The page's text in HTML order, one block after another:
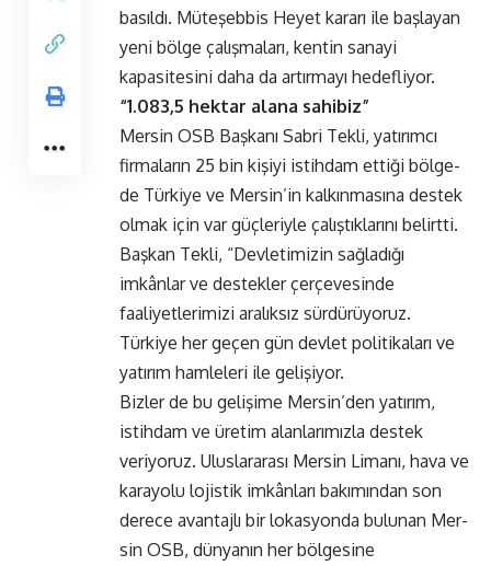
basıldı. Mü­teşebbis Heyet kararı ile başla­yan
yeni bölge çalışmaları, ken­tin sanayi
kapasitesini daha da artırmayı hedefliyor.
“1.083,5 hektar alana sahibiz”
Mersin OSB Başkanı Sab­ri Tekli, yatırımcı
firmaların 25 bin kişiyi istihdam ettiği bölge­
de Türkiye ve Mersin’in kalkın­masına destek
olmak için var güçleriyle çalıştıklarını belirtti.
Başkan Tekli, “Devletimizin sağ­ladığı
imkânlar ve destekler çer­çevesinde
faaliyetlerimizi ara­lıksız sürdürüyoruz.
Türkiye her geçen gün devlet politikaları ve
yatırım hamleleri ile gelişiyor.
Bizler de bu gelişime Mersin’den yatırım,
istihdam ve üretim alan­larımızla destek
veriyoruz. Ulus­lararası Mersin Limanı, hava ve
karayolu lojistik imkânları ba­kımından son
derece avantaj­lı bir lokasyonda bulunan Mer­
sin OSB, dünyanın her bölgesine